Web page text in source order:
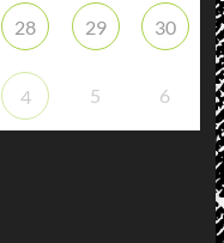
28 29 30
4 5 6